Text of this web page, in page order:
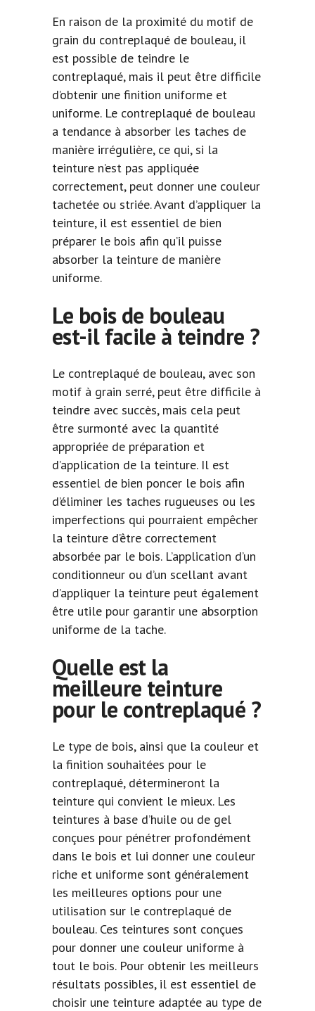
En raison de la proximité du motif de
grain du contreplaqué de bouleau, il
est possible de teindre le
contreplaqué, mais il peut être difficile
d’obtenir une finition uniforme et
uniforme. Le contreplaqué de bouleau
a tendance à absorber les taches de
manière irrégulière, ce qui, si la
teinture n’est pas appliquée
correctement, peut donner une couleur
tachetée ou striée. Avant d’appliquer la
teinture, il est essentiel de bien
préparer le bois afin qu’il puisse
absorber la teinture de manière
uniforme.
Le bois de bouleau
est-il facile à teindre ?
Le contreplaqué de bouleau, avec son
motif à grain serré, peut être difficile à
teindre avec succès, mais cela peut
être surmonté avec la quantité
appropriée de préparation et
d’application de la teinture. Il est
essentiel de bien poncer le bois afin
d’éliminer les taches rugueuses ou les
imperfections qui pourraient empêcher
la teinture d’être correctement
absorbée par le bois. L’application d’un
conditionneur ou d’un scellant avant
d’appliquer la teinture peut également
être utile pour garantir une absorption
uniforme de la tache.
Quelle est la
meilleure teinture
pour le contreplaqué ?
Le type de bois, ainsi que la couleur et
la finition souhaitées pour le
contreplaqué, détermineront la
teinture qui convient le mieux. Les
teintures à base d’huile ou de gel
conçues pour pénétrer profondément
dans le bois et lui donner une couleur
riche et uniforme sont généralement
les meilleures options pour une
utilisation sur le contreplaqué de
bouleau. Ces teintures sont conçues
pour donner une couleur uniforme à
tout le bois. Pour obtenir les meilleurs
résultats possibles, il est essentiel de
choisir une teinture adaptée au type de